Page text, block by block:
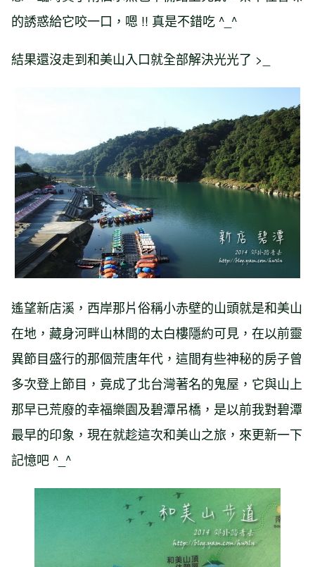
的誘惑給它咬一口，嗯 !! 真是不錯吃 ^_^
結果還沒走到和美山入口就全部解決光光了 >_
遙望新店溪，西岸那片俗稱小赤壁的山頭就是和美山
在地，藏身河畔山林間的太白樓隱約可見，在以前靈
異節目盛行的那個荒唐年代，這間有些神秘的房子曾
多次登上節目，竟成了北台灣著名的鬼屋，它與山上
那早已荒廢的幸福樂園及碧潭吊橋，是以前我對碧潭
最早的印象，現在就趁這次和美山之旅，來更新一下
記憶吧 ^_^